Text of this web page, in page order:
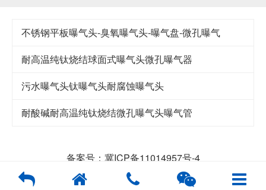
不锈钢平板曝气头-臭氧曝气头-曝气盘-微孔曝气
耐高温纯钛烧结球面式曝气头微孔曝气器
污水曝气头钛曝气头耐腐蚀曝气头
耐酸碱耐高温纯钛烧结微孔曝气头曝气管
备案号：冀ICP备11014957号-4